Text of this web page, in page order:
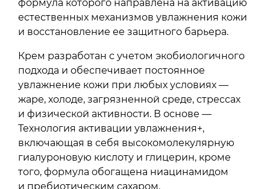
формула которого направлена на активацию
естественных механизмов увлажнения кожи
и восстановление ее защитного барьера.
Крем разработан с учетом экобиологичного
подхода и обеспечивает постоянное
увлажнение кожи при любых условиях —
жаре, холоде, загрязненной среде, стрессах
и физической активности. В основе —
Технология активации увлажнения+,
включающая в себя высокомолекулярную
гиалуроновую кислоту и глицерин, кроме
того, формула обогащена ниацинамидом
и пребиотическим сахаром.